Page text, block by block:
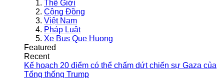
Thế Giới
Cộng Đồng
Việt Nam
Pháp Luật
Xe Bus Que Huong
Featured
Recent
Kế hoạch 20 điểm có thể chấm dứt chiến sự Gaza của
Tổng thống Trump